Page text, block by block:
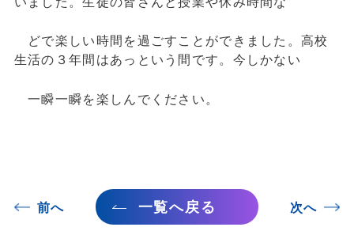
どで楽しい時間を過ごすことができました。高校
生活の３年間はあっという間です。今しかない
一瞬一瞬を楽しんでください。
前へ 次へ
一覧へ戻る